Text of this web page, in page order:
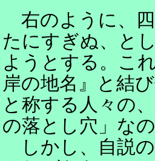
右のように、
たにすぎぬ、と
ようとする。こ
岸の地名』と結
と称する人々の
の落とし穴」な
しかし、自説